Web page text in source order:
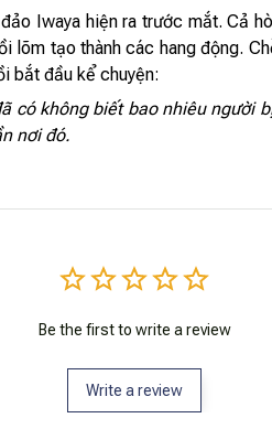
Iwaya hiện ra trước mắt. Cả
tạo thành các hang động.
bắt đầu kể chuyện:
có không biết bao nhiêu người
nơi đó.
Be the first to write a review
Write a review